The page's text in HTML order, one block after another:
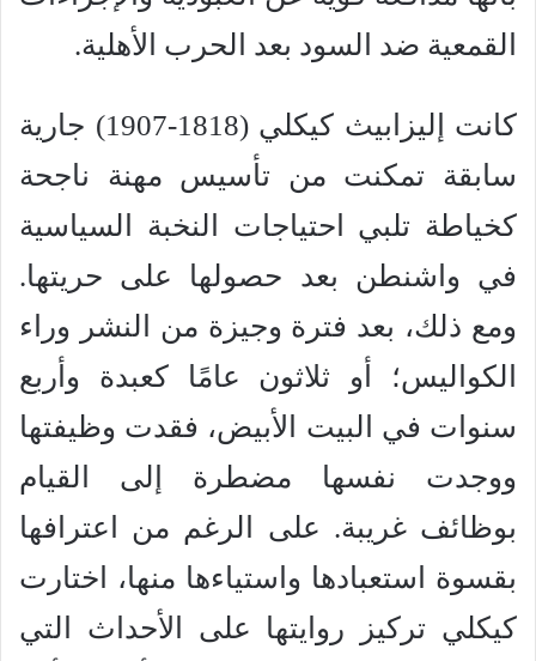
القمعية ضد السود بعد الحرب الأهلية.
كانت إليزابيث كيكلي (1818-1907) جارية
سابقة تمكنت من تأسيس مهنة ناجحة
كخياطة تلبي احتياجات النخبة السياسية
في واشنطن بعد حصولها على حريتها.
ومع ذلك، بعد فترة وجيزة من النشر وراء
الكواليس؛ أو ثلاثون عامًا كعبدة وأربع
سنوات في البيت الأبيض، فقدت وظيفتها
ووجدت نفسها مضطرة إلى القيام
بوظائف غريبة. على الرغم من اعترافها
بقسوة استعبادها واستياءها منها، اختارت
كيكلي تركيز روايتها على الأحداث التي